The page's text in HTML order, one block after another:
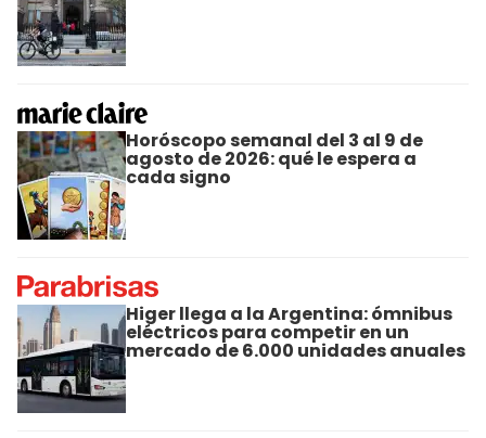
Horóscopo semanal del 3 al 9 de
agosto de 2026: qué le espera a
cada signo
Higer llega a la Argentina: ómnibus
eléctricos para competir en un
mercado de 6.000 unidades anuales